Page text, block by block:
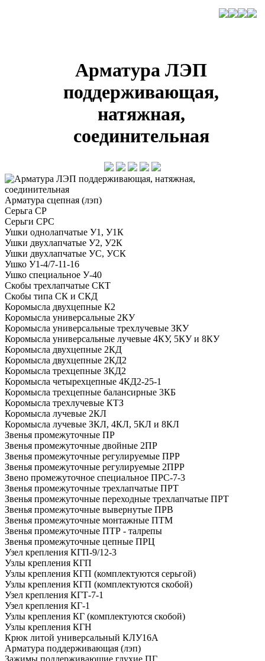
Арматура ЛЭП
поддерживающая,
натяжная,
соединительная
Арматура сцепная (лэп)
Серьга СР
Серьги СРС
Ушки однолапчатые У1, У1К
Ушки двухлапчатые У2, У2К
Ушки двухлапчатые УС, УСК
Ушко У1-4/7-11-16
Ушко специальное У-40
Скобы трехлапчатые СКТ
Скобы типа СК и СКД
Коромысла двухцепные К2
Коромысла универсальные 2КУ
Коромысла универсальные трехлучевые ЗКУ
Коромысла универсальные лучевые 4КУ, 5КУ и 8КУ
Коромысла двухцепные 2КД
Коромысла двухцепные 2КД2
Коромысла трехцепные ЗКД2
Коромысла четырехцепные 4КД2-25-1
Коромысла трехцепные балансирные 3КБ
Коромысла трехлучевые КТЗ
Коромысла лучевые 2КЛ
Коромысла лучевые ЗКЛ, 4КЛ, 5КЛ и 8КЛ
Звенья промежуточные ПР
Звенья промежуточные двойные 2ПР
Звенья промежуточные регулируемые ПРР
Звенья промежуточные регулируемые 2ПРР
Звено промежуточное специальное ПРС-7-3
Звенья промежуточные трехлапчатые ПРТ
Звенья промежуточные переходные трехлапчатые ПРТ
Звенья промежуточные вывернутые ПРВ
Звенья промежуточные монтажные ПТМ
Звенья промежуточные ПТР - талрепы
Звенья промежуточные цепные ПРЦ
Узел крепления КГП-9/12-3
Узлы крепления КГП
Узлы крепления КГП (комплектуются серьгой)
Узлы крепления КГП (комплектуются скобой)
Узел крепления КГТ-7-1
Узел крепления КГ-1
Узлы крепления КГ (комплектуются скобой)
Узлы крепления КГН
Крюк литой универсальный КЛУ16А
Арматура поддерживающая (лэп)
Зажимы поддерживающие глухие ПГ